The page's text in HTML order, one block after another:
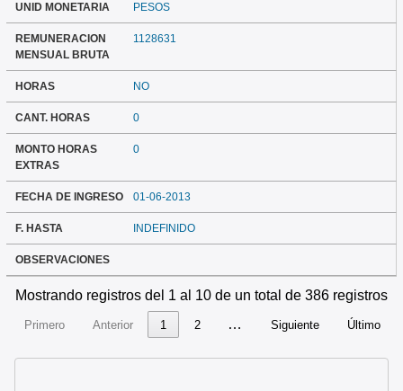
UNID MONETARIA PESOS
REMUNERACION
MENSUAL BRUTA
1128631
HORAS NO
CANT. HORAS 0
MONTO HORAS
EXTRAS
0
FECHA DE INGRESO 01-06-2013
F. HASTA INDEFINIDO
OBSERVACIONES
Mostrando registros del 1 al 10 de un total de 386 registros
Primero Anterior 1 2 … Siguiente Último